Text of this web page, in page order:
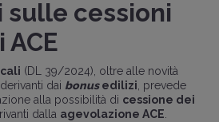
sulle cessioni
(DL 39/2024), oltre alle novità
dai bonusedilizi, prevede
alla possibilità di cessione dei
dalla agevolazione ACE.